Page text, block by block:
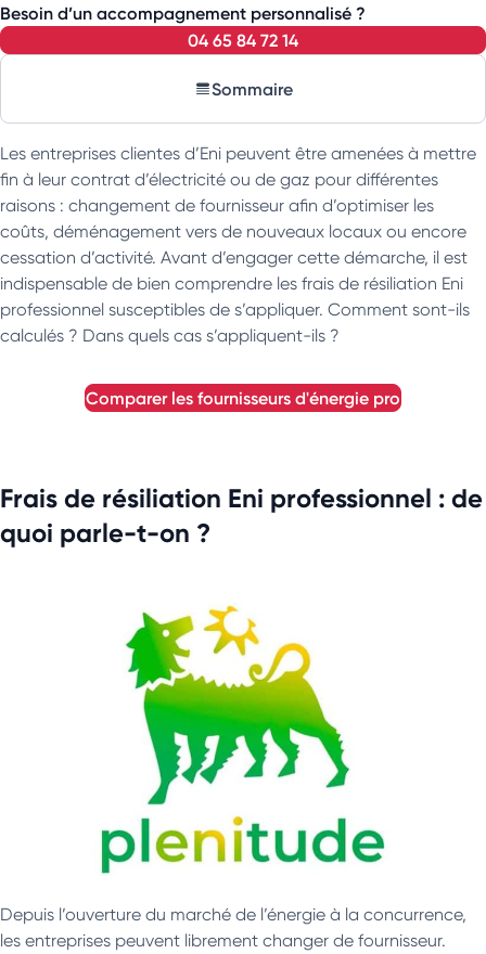
Besoin d’un accompagnement personnalisé ?
04 65 84 72 14
Sommaire
Les entreprises clientes d’Eni peuvent être amenées à mettre
fin à leur contrat d’électricité ou de gaz pour différentes
raisons : changement de fournisseur afin d’optimiser les
coûts, déménagement vers de nouveaux locaux ou encore
cessation d’activité. Avant d’engager cette démarche, il est
indispensable de bien comprendre les frais de résiliation Eni
professionnel susceptibles de s’appliquer. Comment sont-ils
calculés ? Dans quels cas s’appliquent-ils ?
comparer les fournisseurs d'énergie pro
Frais de résiliation Eni professionnel : de
quoi parle-t-on ?
Depuis l’ouverture du marché de l’énergie à la concurrence,
les entreprises peuvent librement changer de fournisseur.